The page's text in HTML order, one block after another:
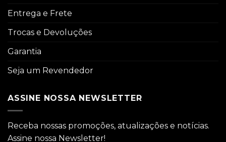
Entrega e Frete
Trocas e Devoluções
Garantia
Seja um Revendedor
ASSINE NOSSA NEWSLETTER
Receba nossas promoções, atualizações e notícias.
Assine nossa Newsletter!